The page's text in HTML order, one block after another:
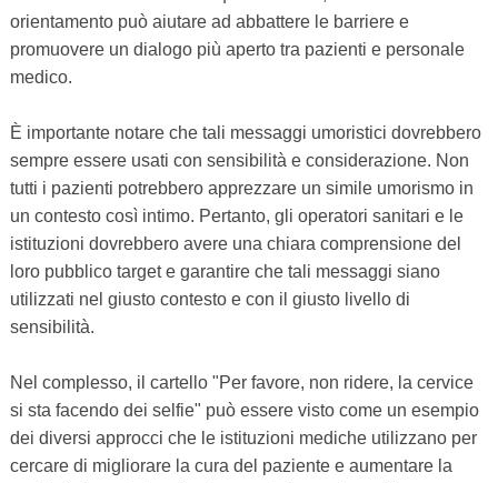
orientamento può aiutare ad abbattere le barriere e
promuovere un dialogo più aperto tra pazienti e personale
medico.
È importante notare che tali messaggi umoristici dovrebbero
sempre essere usati con sensibilità e considerazione. Non
tutti i pazienti potrebbero apprezzare un simile umorismo in
un contesto così intimo. Pertanto, gli operatori sanitari e le
istituzioni dovrebbero avere una chiara comprensione del
loro pubblico target e garantire che tali messaggi siano
utilizzati nel giusto contesto e con il giusto livello di
sensibilità.
Nel complesso, il cartello "Per favore, non ridere, la cervice
si sta facendo dei selfie" può essere visto come un esempio
dei diversi approcci che le istituzioni mediche utilizzano per
cercare di migliorare la cura del paziente e aumentare la